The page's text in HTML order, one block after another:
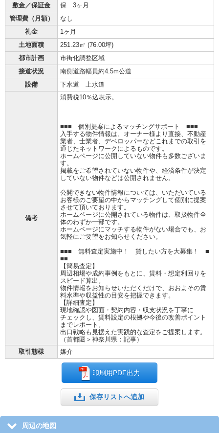
敷金／保証金
保 3ヶ月
管理費（月額）
なし
礼金
1ヶ月
土地面積
251.23㎡ (76.00坪)
都市計画
市街化調整区域
接道状況
南側道路幅員約4.5m公道
設備
下水道 上水道
備考
消費税10％込表示。
■■■ 個別提案によるマッチングサポート ■■■
入手する物件情報は、オーナー様より直接、不動産
業者、士業者、デベロッパーなどこれまでの取引を
通じたネットワークによるものです。
ホームページに公開していない物件も多数ございま
す。
掲載をご希望されていない物件や、経済条件が決定
していない物件などは公開されません。
公開できない物件情報については、いただいている
お客様のご要望の中からマッチングして個別に提案
させて頂いております。
ホームページに公開されている物件は、取扱物件全
体のわずか一部です。
ホームページにマッチする物件がない場合でも、お
気軽にご要望をお知らせください。
■■■ 無料査定実施中！ 貸したい方を大募集！ ■
■■
【簡易査定】
周辺相場や成約事例をもとに、賃料・想定利回りを
スピード算出。
物件情報をお知らせいただくだけで、おおよその賃
料水準や収益性の目安を把握できます。
【詳細査定】
現地確認や図面・契約内容・収支状況を丁寧に
チェックし、賃料設定の根拠や今後の改善ポイント
までレポート。
出口戦略も見据えた実践的な査定をご提案します。
（首都圏＞神奈川県：記事）
取引態様
媒介
印刷用PDF出力
保存リストへ追加
周辺の地図